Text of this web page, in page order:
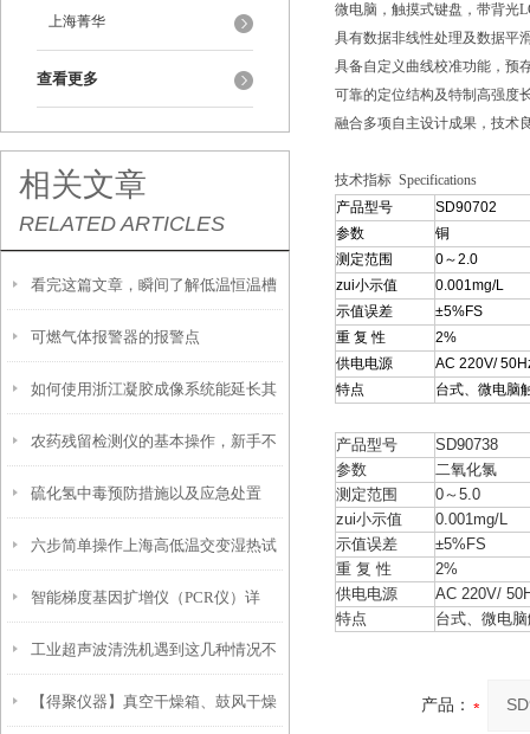
上海菁华
查看更多
相关文章
RELATED ARTICLES
看完这篇文章，瞬间了解低温恒温槽
了！
可燃气体报警器的报警点
如何使用浙江凝胶成像系统能延长其
使用寿命？
农药残留检测仪的基本操作，新手不
得不看！
硫化氢中毒预防措施以及应急处置
六步简单操作上海高低温交变湿热试
验箱
智能梯度基因扩增仪（PCR仪）详
解：核心优势、应用场景及科学选购
指南
工业超声波清洗机遇到这几种情况不
要慌！
【得聚仪器】真空干燥箱、鼓风干燥
微电脑，触摸式键盘，带背光
具有数据非线性处理及数据平
具备自定义曲线校准功能，预
可靠的定位结构及特制高强度
融合多项自主设计成果，技术
技术指标 Specifications
产品型号
SD90702
参数
铜
测定范围
0～2.0
zui小示值
0.001mg/L
示值误差
±5%FS
重 复 性
2%
供电电源
AC 220V/
特点
台式、微电脑
产品型号
SD90738
参数
二氧化氯
测定范围
0～5.0
zui小示值
0.001mg/L
示值误差
±5%FS
重 复 性
2%
供电电源
AC 220V/
特点
台式、微电
产品：